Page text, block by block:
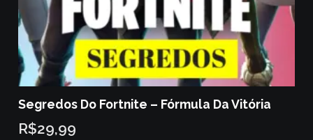
Segredos Do Fortnite – Fórmula Da Vitória
R$29,99